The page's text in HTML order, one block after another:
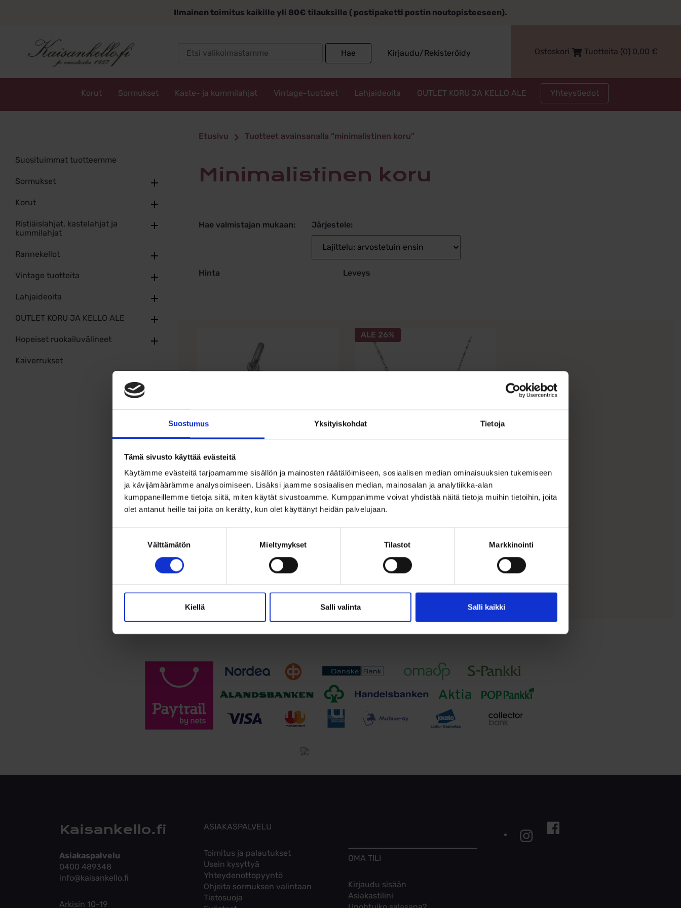
Suostumus Yksityiskohdat Tietoja
Tämä sivusto käyttää evästeitä
Käytämme evästeitä tarjoamamme sisällön ja mainosten räätälöimiseen, sosiaalisen median ominaisuuksien tukemiseen
ja kävijämäärämme analysoimiseen. Lisäksi jaamme sosiaalisen median, mainosalan ja analytiikka-alan
kumppaneillemme tietoja siitä, miten käytät sivustoamme. Kumppanimme voivat yhdistää näitä tietoja muihin tietoihin, joita
olet antanut heille tai joita on kerätty, kun olet käyttänyt heidän palvelujaan.
Välttämätön Mieltymykset Tilastot Markkinointi
Kiellä Salli valinta Salli kaikki
Ilmainen toimitus kaikille yli 80€ tilauksille ( postipaketti postin noutopisteeseen).
Hae Kirjaudu/Rekisteröidy Ostoskori Tuotteita (0) 0,00 €
Korut Sormukset Kaste- ja kummilahjat Vintage-tuotteet Lahjaideoita OUTLET KORU JA KELLO ALE Yhteystiedot
minimalistinen koru
Suosituimmat tuotteemme
Sormukset
Korut
Ristiäislahjat, kastelahjat ja
kummilahjat
Rannekellot
Vintage tuotteita
Lahjaideoita
OUTLET KORU JA KELLO ALE
Hopeiset ruokailuvälineet
Kaiverrukset
Etusivu Tuotteet avainsanalla “minimalistinen koru”
minimalistinen koru
Hae valmistajan mukaan: Järjestele:
Hinta Leveys
rippiristiriipus 19x11mm
24,00 €
Tyylikäs ja ajaton pieni hopearisti 925...
Lisää ostoskoriin
Lisää toivelistalle
ALE 26%
ääretön-symboli 42
cm
39,00€
Alkuperäinen
hinta
39,00 €.
Nykyinen
hinta
29,00 €.
Kaunis ääretön-symboli kaulakoru
Lue lisää
Lisää toivelistalle
Toimitusehdot
Tutustu toimitusehtoihin
Kaisankello.fi
Asiakaspalvelu
0400 489348
info@kaisankello.fi
Arkisin 10-19
ASIAKASPALVELU
Toimitus ja palautukset
Usein kysyttyä
Yhteydenottopyyntö
Ohjeita sormuksen valintaan
Tietosuoja
OMA TILI
Kirjaudu sisään
Asiakastilini